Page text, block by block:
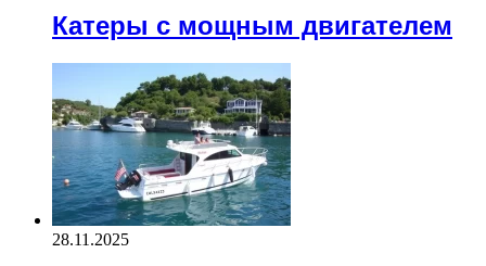
Катеры с мощным двигателем
28.11.2025